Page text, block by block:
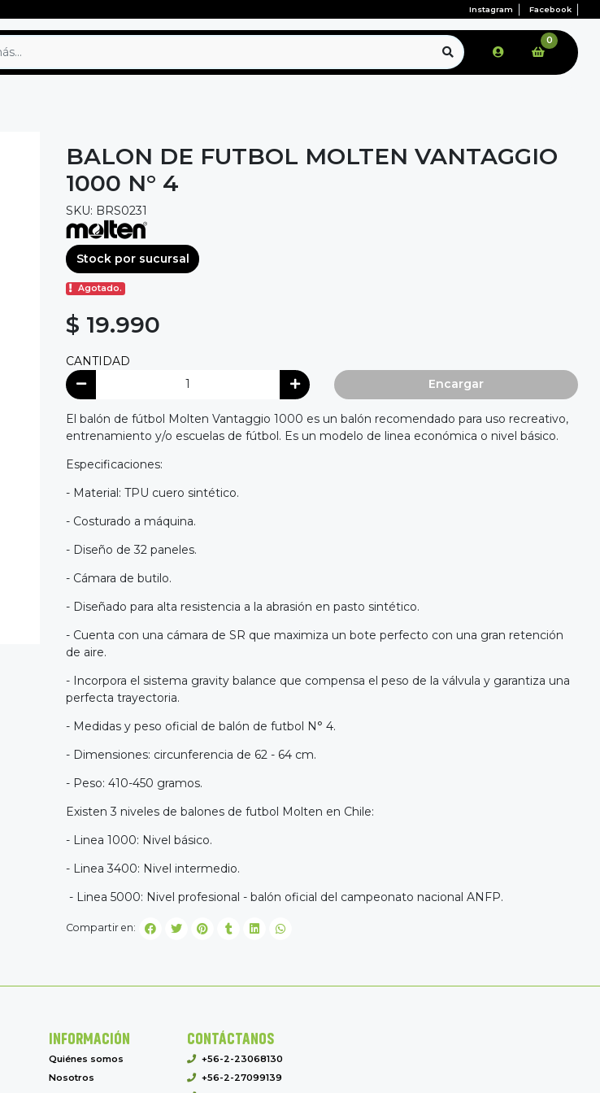
Instagram Facebook
0
BALON DE FUTBOL MOLTEN VANTAGGIO
1000 N° 4
SKU: BRS0231
Stock por sucursal
Agotado.
$ 19.990
CANTIDAD
Encargar
El balón de fútbol Molten Vantaggio 1000 es un balón recomendado para uso recreativo,
entrenamiento y/o escuelas de fútbol. Es un modelo de linea económica o nivel básico.
Especificaciones:
- Material: TPU cuero sintético.
- Costurado a máquina.
- Diseño de 32 paneles.
- Cámara de butilo.
- Diseñado para alta resistencia a la abrasión en pasto sintético.
- Cuenta con una cámara de SR que maximiza un bote perfecto con una gran retención
de aire.
- Incorpora el sistema gravity balance que compensa el peso de la válvula y garantiza una
perfecta trayectoria.
- Medidas y peso oficial de balón de futbol N° 4.
- Dimensiones: circunferencia de 62 - 64 cm.
- Peso: 410-450 gramos.
Existen 3 niveles de balones de futbol Molten en Chile:
- Linea 1000: Nivel básico.
- Linea 3400: Nivel intermedio.
- Linea 5000: Nivel profesional - balón oficial del campeonato nacional ANFP.
Compartir en:
INFORMACIÓN
Quiénes somos
Nosotros
CONTÁCTANOS
+56-2-23068130
+56-2-27099139